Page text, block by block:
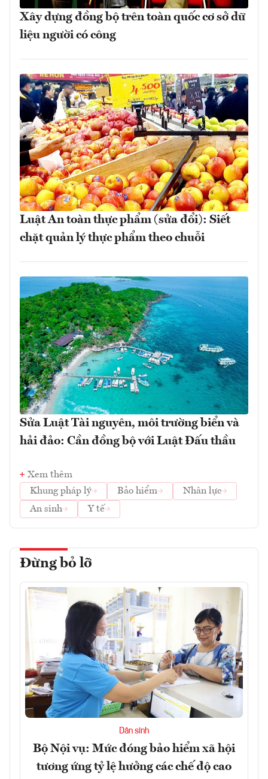
Xây dựng đồng bộ trên toàn quốc cơ sở dữ
liệu người có công
Luật An toàn thực phẩm (sửa đổi): Siết
chặt quản lý thực phẩm theo chuỗi
Sửa Luật Tài nguyên, môi trường biển và
hải đảo: Cần đồng bộ với Luật Đấu thầu
Xem thêm
Khung pháp lý
Bảo hiểm
Nhân lực
An sinh
Y tế
Đừng bỏ lỡ
Dân sinh
Bộ Nội vụ: Mức đóng bảo hiểm xã hội
tương ứng tỷ lệ hưởng các chế độ cao